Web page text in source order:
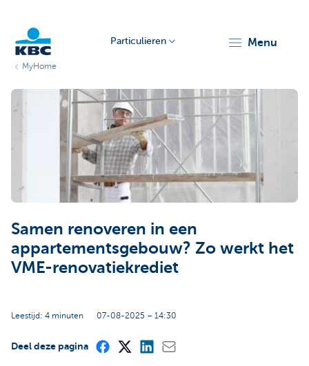
Particulieren menu
MyHome
Samen renoveren in een
appartementsgebouw? Zo werkt het
VME-renovatiekrediet
Leestijd: 4 minuten 07-08-2025 – 14:30
Deel deze pagina